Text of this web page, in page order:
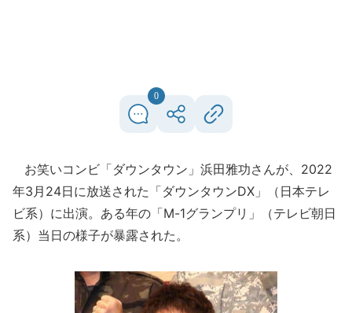
0
お笑いコンビ「ダウンタウン」浜田雅功さんが、2022
年3月24日に放送された「ダウンタウンDX」（日本テレ
ビ系）に出演。ある年の「M-1グランプリ」（テレビ朝日
系）当日の様子が暴露された。